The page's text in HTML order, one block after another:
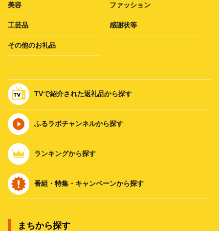
美容 ファッション
工芸品 感謝状等
その他のお礼品
TVで紹介された返礼品から探す
ふるラボチャンネルから探す
ランキングから探す
番組・特集・キャンペーンから探す
まちから探す